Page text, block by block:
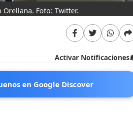
Foto: Twitter.
Activar Notificaciones
en Google Discover